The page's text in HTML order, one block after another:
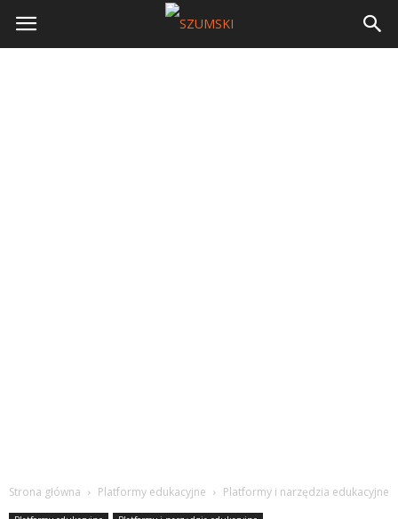
Strona główna Platformy edukacyjne Platformy i narzędzia edukacyjne